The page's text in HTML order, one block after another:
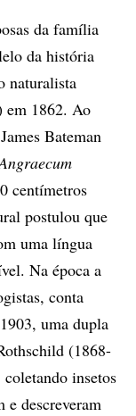
da família
da história
naturalista
em 1862. Ao
Bateman
centímetros
postulou que
uma língua
Na época a
conta
uma dupla
(1868-
insetos
e descreveram